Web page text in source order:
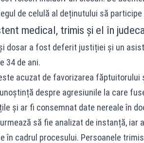
de celulă al deținutului să participe
medical, trimis și el în
dosar a fost deferit justiției și un
34 de ani.
acuzat de favorizarea
despre agresiunile la care
și ar fi consemnat date nereale în
să fie analizat de instanță,
în cadrul procesului. Persoanele